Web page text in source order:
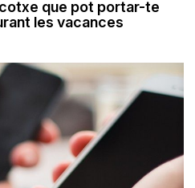
que pot portar-te
les vacances